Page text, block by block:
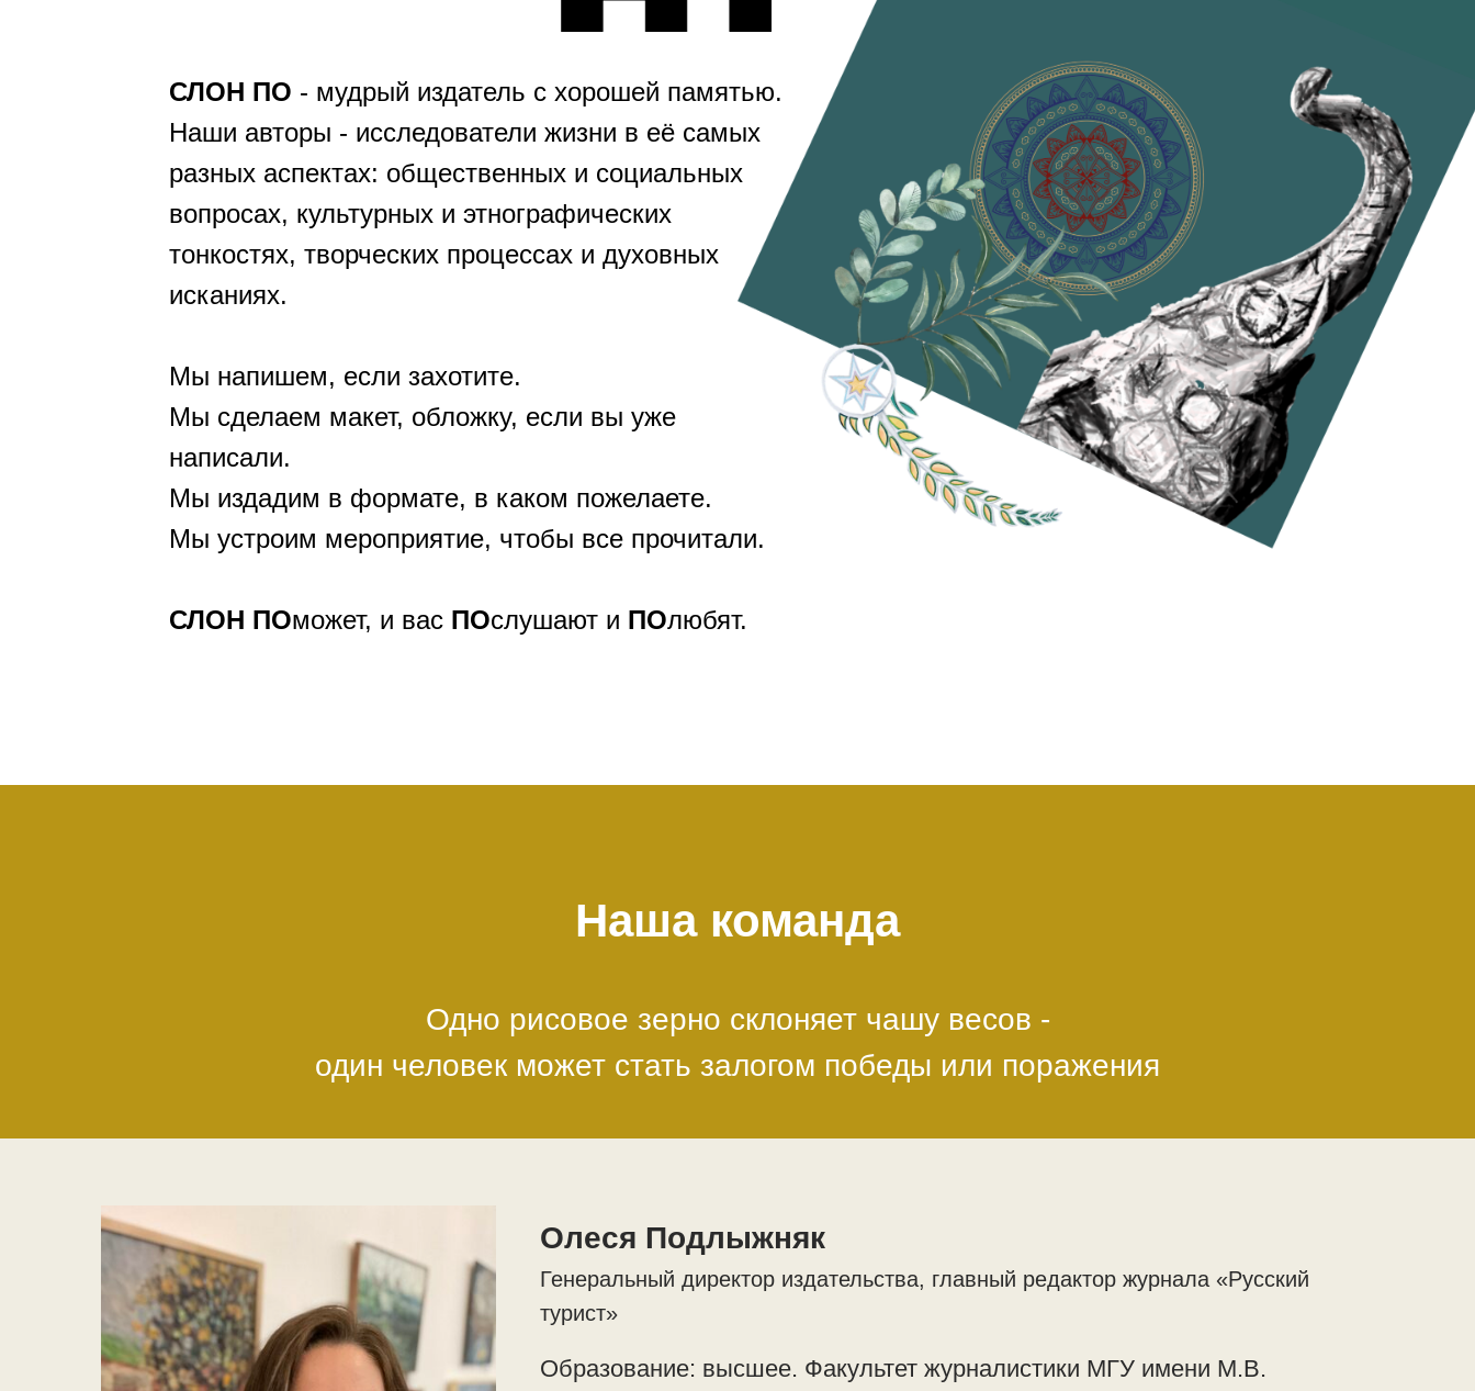
СЛОН ПО - мудрый издатель с хорошей памятью.
Наши авторы - исследователи жизни в её самых
разных аспектах: общественных и социальных
вопросах, культурных и этнографических
тонкостях, творческих процессах и духовных
исканиях.
Мы напишем, если захотите.
Мы сделаем макет, обложку, если вы уже
написали.
Мы издадим в формате, в каком пожелаете.
Мы устроим мероприятие, чтобы все прочитали.
СЛОН ПОможет, и вас ПОслушают и ПОлюбят.
Наша команда
Одно рисовое зерно склоняет чашу весов -
один человек может стать залогом победы или поражения
Олеся Подлыжняк
Генеральный директор издательства, главный редактор журнала «Русский
турист»
Образование: высшее. Факультет журналистики МГУ имени М.В.